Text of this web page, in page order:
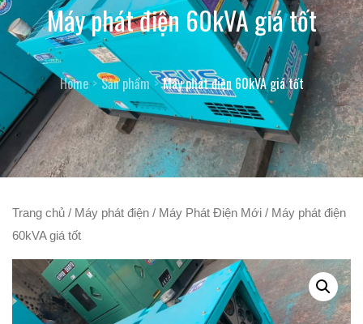
Máy phát điện 60kVA giá tốt
Home Sản phẩm Máy phát điện 60kVA giá tốt
Trang chủ / Máy phát điện / Máy Phát Điện Mới / Máy phát điện
60kVA giá tốt